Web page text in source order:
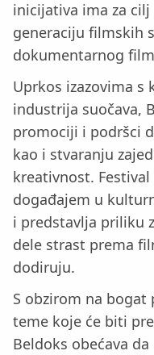
inicijativa ima za
generaciju filmskih
dokumentarnog
Uprkos izazovima s
industrija suočava,
promociji i podršci
kao i stvaranju
kreativnost.
događajem u
i predstavlja priliku
dele strast prema
dodiruju.
S obzirom na bogat
teme koje će biti
Beldoks obećava